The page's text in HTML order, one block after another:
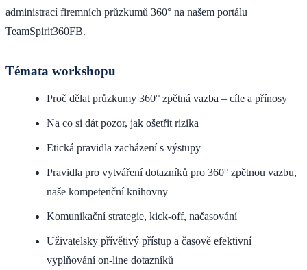
administrací firemních průzkumů 360° na našem portálu
TeamSpirit360FB.
Témata workshopu
Proč dělat průzkumy 360° zpětná vazba – cíle a přínosy
Na co si dát pozor, jak ošetřit rizika
Etická pravidla zacházení s výstupy
Pravidla pro vytváření dotazníků pro 360° zpětnou vazbu,
naše kompetenční knihovny
Komunikační strategie, kick-off, načasování
Uživatelsky přívětivý přístup a časově efektivní
vyplňování on-line dotazníků